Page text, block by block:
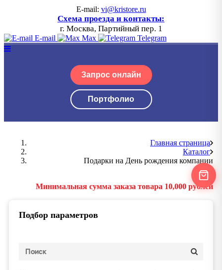
E-mail: vi@kristore.ru
Схема проезда и контакты:
г. Москва, Партийный пер. 1
E-mail Max Telegram
Запрос онлайн
Портфолио
Главная страница
Каталог
Подарки на День рождения компании
Минимальная сумма заказа товара 10,000 рублей
Подбор параметров